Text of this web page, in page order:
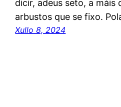
dicir, adeus seto, a máis
arbustos que se fixo.
Xullo 8, 2024